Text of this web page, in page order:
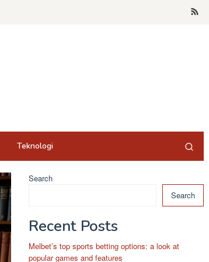
Teknologi
Search
Search
Recent Posts
Melbet’s top sports betting options: a look at
popular games and features